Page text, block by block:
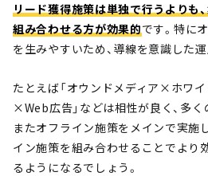
リード獲得施策は単独で行うよりも
組み合わせる方が効果的です。特に
を生みやすいため、導線を意識した
たとえば「オウンドメディア×ホワイ
×Web広告」などは相性が良く、多く
またオフライン施策をメインで実施
イン施策を組み合わせることでより
るようになるでしょう。